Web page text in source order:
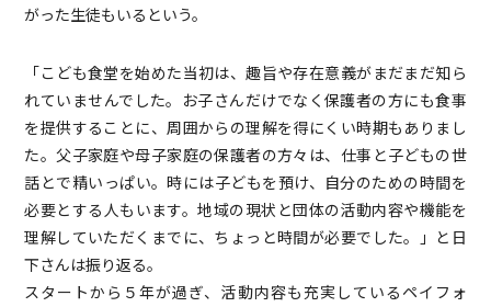
がった生徒もいるという。
「こども食堂を始めた当初は、趣旨や存在意義がまだまだ知ら
れていませんでした。お子さんだけでなく保護者の方にも食事
を提供することに、周囲からの理解を得にくい時期もありまし
た。父子家庭や母子家庭の保護者の方々は、仕事と子どもの世
話とで精いっぱい。時には子どもを預け、自分のための時間を
必要とする人もいます。地域の現状と団体の活動内容や機能を
理解していただくまでに、ちょっと時間が必要でした。」と日
下さんは振り返る。
スタートから５年が過ぎ、活動内容も充実しているペイフォ